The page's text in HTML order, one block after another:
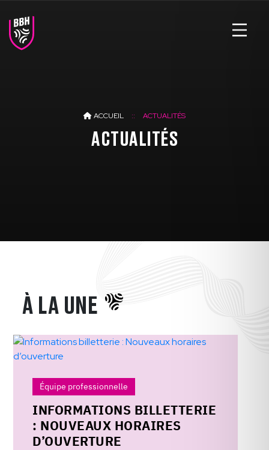
ACCUEIL ACTUALITÉS
ACTUALITÉS
À LA UNE
Équipe professionnelle
INFORMATIONS BILLETTERIE
: NOUVEAUX HORAIRES
D’OUVERTURE